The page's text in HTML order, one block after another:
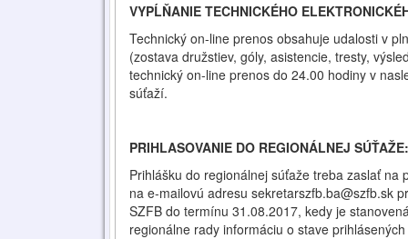
VYPĹŇANIE TECHNICKÉHO
Technický on-line prenos obsahuje udalosti v
(zostava družstiev, góly, asistencie, tresty,
technický on-line prenos do 24.00 hodiny v
súťaží.
PRIHLASOVANIE DO REGIONÁLNEJ SÚŤAŽE:
Prihlášku do regionálnej súťaže treba zaslať
na e-mailovú adresu sekretarszfb.ba@szfb.sk
SZFB do termínu 31.08.2017, kedy je
regionálne rady informáciu o stave